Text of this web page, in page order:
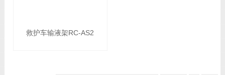
救护车输液架RC-AS2